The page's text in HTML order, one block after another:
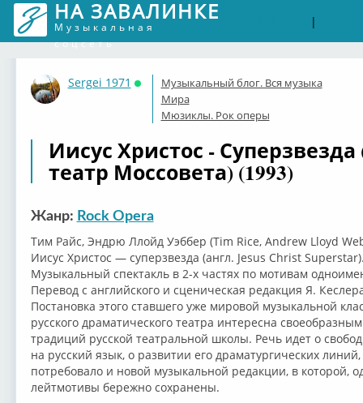
НА ЗАВАЛИНКЕ
Музыкальная
соцсеть
|
Sergei 1971
Онлайн
Музыкальный блог. Вся музыка
Мира
Мюзиклы. Рок оперы
Иисус Христос - Суперзвезда
театр Моссовета) (1993)
Жанр: Rock Opera
Тим Райс, Эндрю Ллойд Уэббер (Tim Rice, Andrew Lloyd
Иисус Христос — суперзвезда (англ. Jesus Christ
Музыкальный спектакль в 2-х частях по мотивам
Перевод с английского и сценическая редакция Я.
Постановка этого ставшего уже мировой музыкальной
русского драматического театра интересна
традиций русской театральной школы. Речь идет о
на русский язык, о развитии его драматургических
потребовало и новой музыкальной редакции, в которой,
лейтмотивы бережно сохранены.